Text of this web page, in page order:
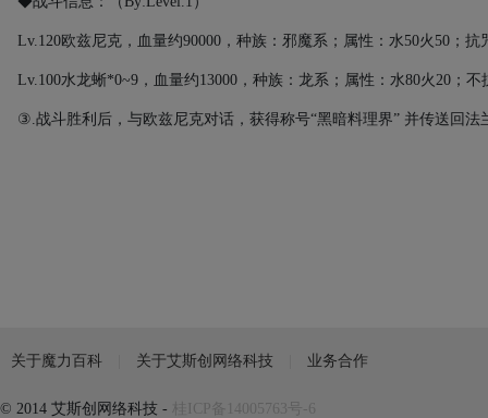
Lv.120欧兹尼克，血量约90000 ，种族：邪魔系；属性：水50火 50 ；
Lv.100水龙蜥*0~9 ，血量约13000 ，种族：龙系；属性：水80火20 ；
③.战斗胜利后，与欧兹尼克对话，获得称号“黑暗料理界” 并传送回法
关于魔力百科 关于艾斯创网络科技 业务合作
© 2014 艾斯创网络科技 - 桂ICP备14005763号-6